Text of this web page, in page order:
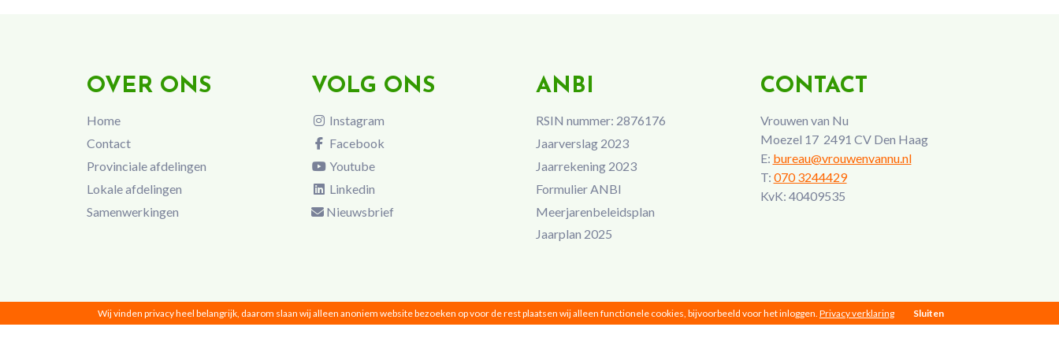
OVER ONS
Home
Contact
Provinciale afdelingen
Lokale afdelingen
Samenwerkingen
VOLG ONS
Instagram
Facebook
Youtube
Linkedin
Nieuwsbrief
ANBI
RSIN nummer: 2876176
Jaarverslag 2023
Jaarrekening 2023
Formulier ANBI
Meerjarenbeleidsplan
Jaarplan 2025
CONTACT
Vrouwen van Nu
Moezel 17 2491 CV Den Haag
E: bureau@vrouwenvannu.nl
T: 070 3244429
KvK: 40409535
Wij vinden privacy heel belangrijk, daarom slaan wij alleen anoniem website bezoeken op voor de rest plaatsen wij alleen functionele cookies, bijvoorbeeld voor het inloggen. Privacy verklaring Sluiten